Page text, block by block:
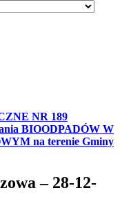
NR 189
BIOODPADÓW W
na terenie Gminy
– 28-12-